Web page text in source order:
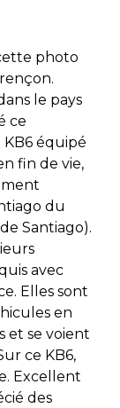
photo
le pays
ce
équipé
fin de vie,
du
Santiago).
avec
Elles sont
en
et se voient
ce KB6,
Excellent
des